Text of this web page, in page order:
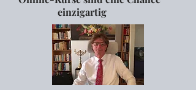
einzigartig